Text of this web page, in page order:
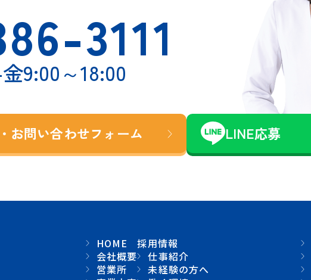
3111
9:00～18:00
お問い合わせフォーム LINE応募
HOME
会社概要
営業所
採用情報
仕事紹介
未経験の方へ